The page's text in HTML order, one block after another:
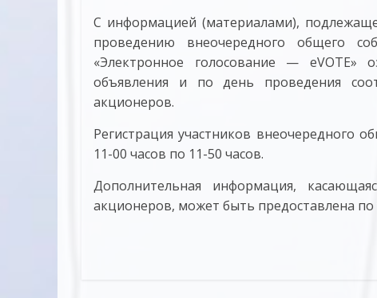
С информацией (материалами),
проведению внеочередного общего
«Электронное голосование — eVOTE»
объявления и по день проведения
акционеров.
Регистрация участников внеочередного
11-00 часов по 11-50 часов.
Дополнительная информация,
акционеров, может быть предоставлена по